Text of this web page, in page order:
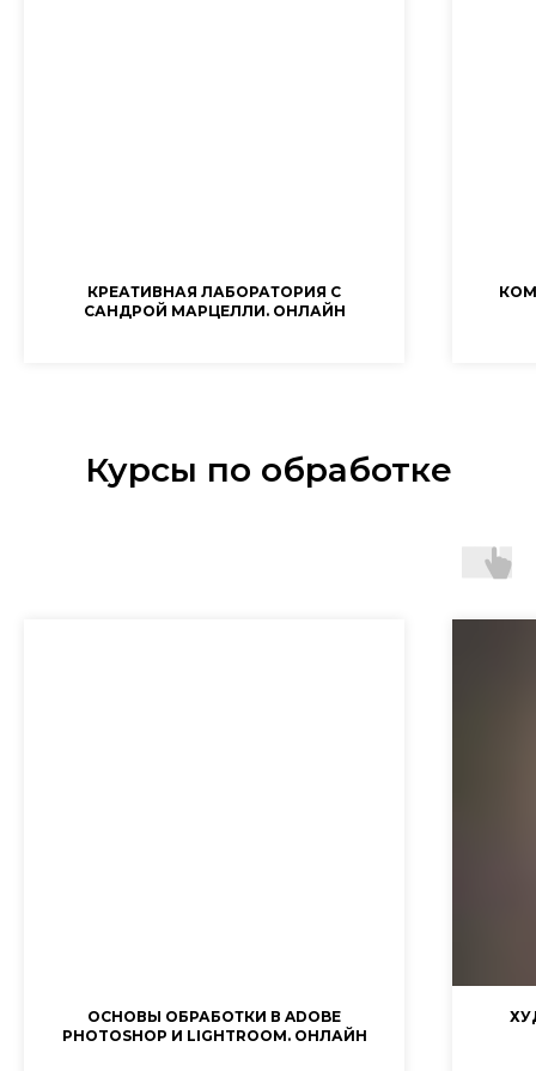
КРЕАТИВНАЯ ЛАБОРАТОРИЯ С
САНДРОЙ МАРЦЕЛЛИ. ОНЛАЙН
Курсы по обработке
ОСНОВЫ ОБРАБОТКИ В ADOBE
PHOTOSHOP И LIGHTROOM. ОНЛАЙН